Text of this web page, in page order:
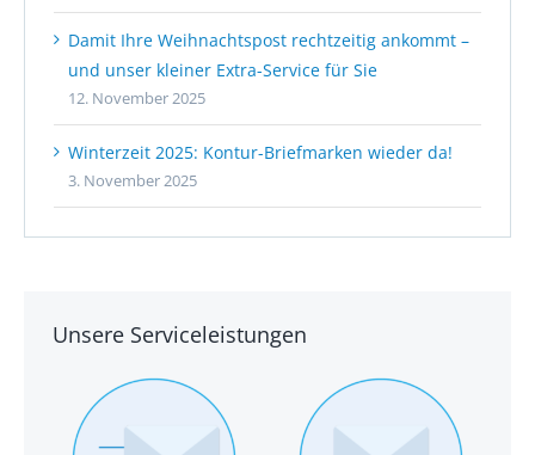
Damit Ihre Weihnachtspost rechtzeitig ankommt –
und unser kleiner Extra-Service für Sie
12. November 2025
Winterzeit 2025: Kontur-Briefmarken wieder da!
3. November 2025
Unsere Serviceleistungen